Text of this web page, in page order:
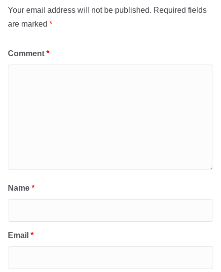
Your email address will not be published. Required fields
are marked *
Comment *
Name *
Email *